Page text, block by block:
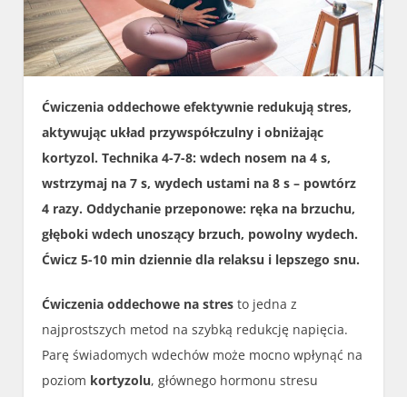
Ćwiczenia oddechowe efektywnie redukują stres,
aktywując układ przywspółczulny i obniżając
kortyzol. Technika 4-7-8: wdech nosem na 4 s,
wstrzymaj na 7 s, wydech ustami na 8 s – powtórz
4 razy. Oddychanie przeponowe: ręka na brzuchu,
głęboki wdech unoszący brzuch, powolny wydech.
Ćwicz 5-10 min dziennie dla relaksu i lepszego snu.
Ćwiczenia oddechowe na stres to jedna z
najprostszych metod na szybką redukcję napięcia.
Parę świadomych wdechów może mocno wpłynąć na
poziom kortyzolu, głównego hormonu stresu